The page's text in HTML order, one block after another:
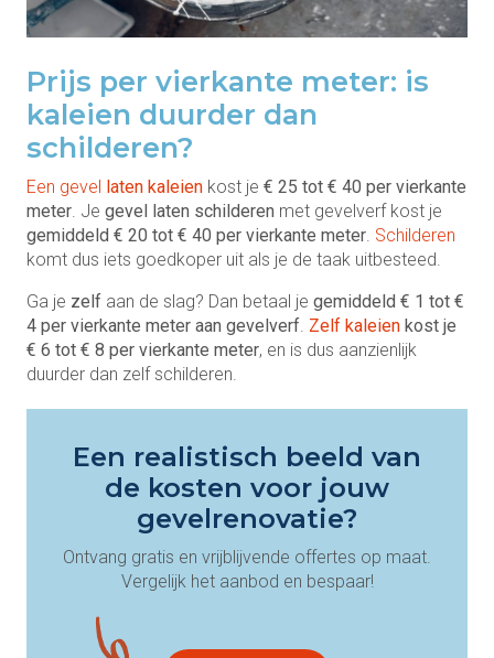
Prijs per vierkante meter: is
kaleien duurder dan
schilderen?
Een gevel laten kaleien kost je € 25 tot € 40 per vierkante
meter . Je gevel laten schilderen met gevelverf kost je
gemiddeld € 20 tot € 40 per vierkante meter Schilderen
komt dus iets goedkoper uit als je de taak uitbesteed.
Ga je zelf aan de slag? Dan betaal je gemiddeld € 1 tot €
4 per vierkante meter aan gevelverf Zelf kaleien kost je
€ 6 tot € 8 per vierkante meter, en is dus aanzienlijk
duurder dan zelf schilderen.
Een realistisch beeld van
de kosten voor jouw
gevelrenovatie?
Ontvang gratis en vrijblijvende offertes op maat.
Vergelijk het aanbod en bespaar!